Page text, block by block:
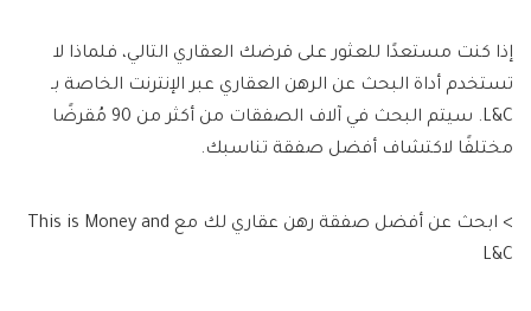
إذا كنت مستعدًا للعثور على قرضك العقاري التالي، فلماذا لا
تستخدم أداة البحث عن الرهن العقاري عبر الإنترنت الخاصة بـ
L&C. سيتم البحث في آلاف الصفقات من أكثر من 90 مُقرضًا
مختلفًا لاكتشاف أفضل صفقة تناسبك.
> ابحث عن أفضل صفقة رهن عقاري لك مع This is Money and
L&C